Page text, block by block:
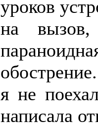
уроков
на
я не
написала